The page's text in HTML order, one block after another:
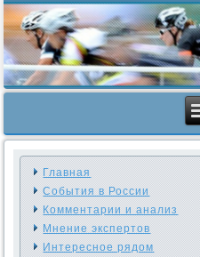
Главная
События в России
Комментарии и анализ
Мнение экспертов
Интересное рядом